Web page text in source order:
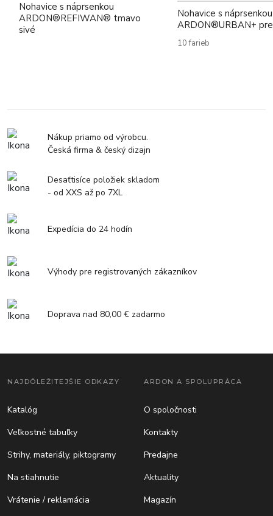
Nohavice s náprsenkou
ARDON®REFIWAN® tmavo
sivé
Nohavice s náprsenkou
ARDON®URBAN+
10 farieb
Nákup priamo od výrobcu.
Česká firma & český dizajn
Desaťtisíce položiek skladom
- od XXS až po 7XL
Expedícia do 24 hodín
Výhody pre registrovaných zákazníkov
Doprava nad 80,00 € zadarmo
NAJDÔLEŽITEJŠIE ODKAZY
Katalóg
Veľkostné tabuľky
Strihy, materiály, piktogramy
Na stiahnutie
Vrátenie / reklamácia
ARDON A SPOLUPRÁCA
O spoločnosti
Kontakty
Predajne
Aktuality
Magazín